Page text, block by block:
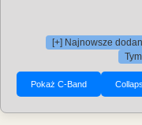
[+] Najnowsze